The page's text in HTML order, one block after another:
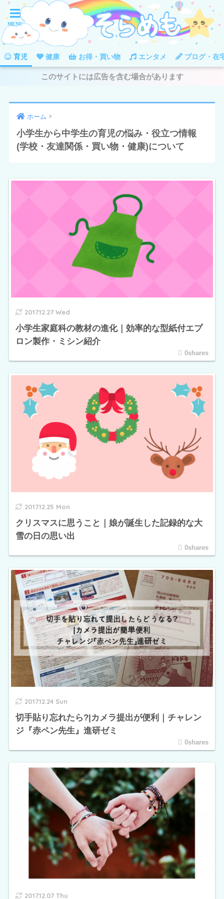
育児 健康 お得・買い物 エンタメ ブログ・在
このサイトには広告を含む場合があります
ホーム
小学生から中学生の育児の悩み・役立つ情報
(学校・友達関係・買い物・健康)について
2017.12.27 Wed
小学生家庭科の教材の進化｜効率的な型紙付エプ
ロン製作・ミシン紹介
0shares
2017.12.25 Mon
クリスマスに思うこと｜娘が誕生した記録的な大
雪の日の思い出
0shares
2017.12.24 Sun
切手貼り忘れたら?|カメラ提出が便利｜チャレン
ジ『赤ペン先生』進研ゼミ
0shares
2017.12.07 Thu